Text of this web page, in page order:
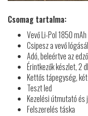
Csomag tartalma:
Vevő Li-Pol 1850
Csipesz a vevő
Adó, beleértve az
Érintkezők készlet, 2
Kettős tápegység,
Teszt led
Kezelési útmutató és
Felszerelés táska